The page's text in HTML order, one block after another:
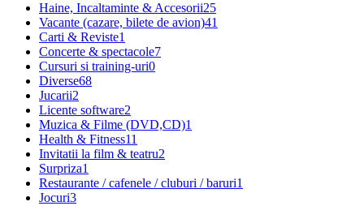
Haine, Incaltaminte & Accesorii25
Vacante (cazare, bilete de avion)41
Carti & Reviste1
Concerte & spectacole7
Cursuri si training-uri0
Diverse68
Jucarii2
Licente software2
Muzica & Filme (DVD,CD)1
Health & Fitness11
Invitatii la film & teatru2
Surpriza1
Restaurante / cafenele / cluburi / baruri1
Jocuri3